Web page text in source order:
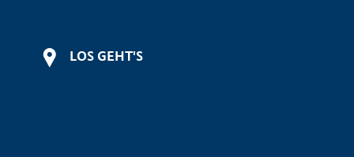
LOS GEHT'S